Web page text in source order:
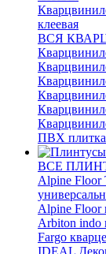
клеевая
ВСЯ
ПВХ плитка
ВСЕ
Alpine Floor
Alpine Floor
Arbiton indo
Fargo
IDEAL